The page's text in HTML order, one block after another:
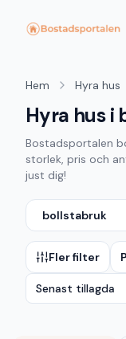
Hem Hyra hus
Hyra hus i
Bostadsportalen
storlek, pris och
just dig!
bollstabruk
Fler filter
Senast tillagda